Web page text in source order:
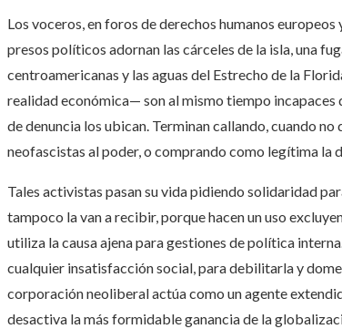
Los voceros, en foros de derechos humanos
presos políticos adornan las cárceles de la isla, una
centroamericanas y las aguas del Estrecho de la
realidad económica— son al mismo tiempo incapaces
de denuncia los ubican. Terminan callando, cuando
neofascistas al poder, o comprando como legítima
Tales activistas pasan su vida pidiendo solidaridad
tampoco la van a recibir, porque hacen un uso
utiliza la causa ajena para gestiones de política
cualquier insatisfacción social, para debilitarla y
corporación neoliberal actúa como un agente
desactiva la más formidable ganancia de la